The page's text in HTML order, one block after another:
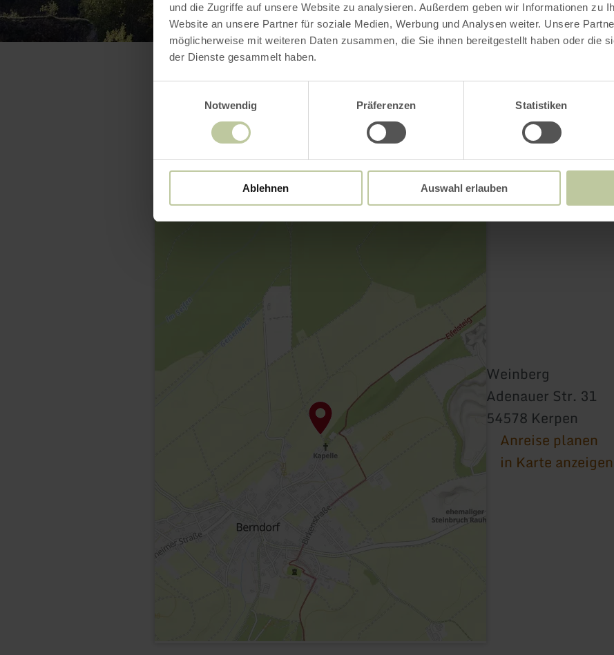
und die Zugriffe auf unsere Website zu analysieren. Außerdem geben wir Informationen zu
Website an unsere Partner für soziale Medien, Werbung und Analysen weiter. Unsere
möglicherweise mit weiteren Daten zusammen, die Sie ihnen bereitgestellt haben oder die
der Dienste gesammelt haben.
Notwendig
Präferenzen Statistiken
Ablehnen Auswahl erlauben
Kontakt
Weinberg
Adenauer Str. 31
54578 Kerpen
Anreise planen
in Karte anzeigen